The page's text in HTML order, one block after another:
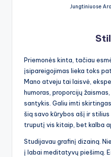
Jungtiniuose
Priemonės kinta, tačiau
įsipareigojimas lieka toks
Mano atveju tai laisvė,
humoras, proporcijų
santykis. Galiu imti
šią savo kūrybos ašį ir stilius
truputį vis kitaip, bet kalba
Studijavau grafinį dizainą.
į labai meditatyvų piešimą.